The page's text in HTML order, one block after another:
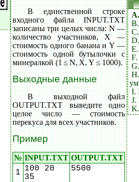
В единственной строке
входного файла INPUT.TXT
записаны три целых числа: N —
количество участников, X —
стоимость одного банана и Y —
стоимость одной бутылочки с
минералкой (1 ≤ N, X, Y ≤ 1000).
Выходные данные
В выходной файл
OUTPUT.TXT выведите одно
целое число — стоимость
перекуса для всех участников.
Пример
№ INPUT.TXT OUTPUT.TXT
1 100 20
35
5500
F.
I.